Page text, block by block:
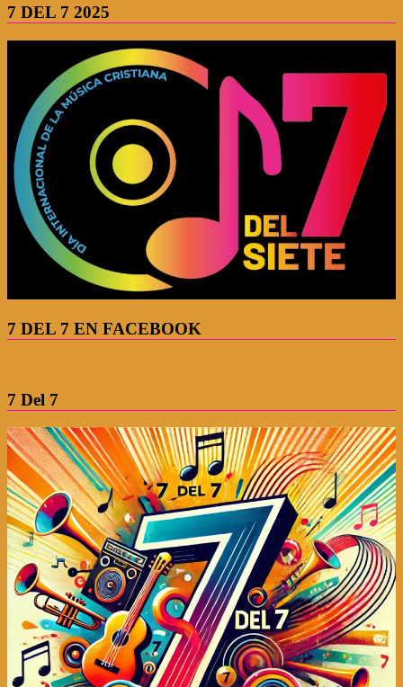
7 DEL 7 2025
7 DEL 7 EN FACEBOOK
7 Del 7